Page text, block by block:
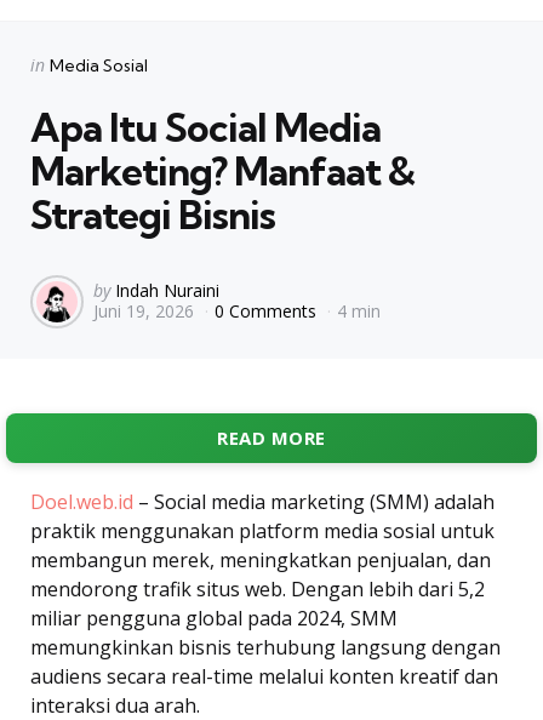
Categories
Posted
in Media Sosial
Apa Itu Social Media
Marketing? Manfaat &
Strategi Bisnis
Posted
by
by Indah Nuraini
Juni 19, 2026
0 Comments 4 min
READ MORE
Doel.web.id – Social media marketing (SMM) adalah
praktik menggunakan platform media sosial untuk
membangun merek, meningkatkan penjualan, dan
mendorong trafik situs web. Dengan lebih dari 5,2
miliar pengguna global pada 2024, SMM
memungkinkan bisnis terhubung langsung dengan
audiens secara real-time melalui konten kreatif dan
interaksi dua arah.